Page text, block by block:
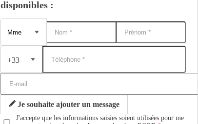
disponibles :
+33
Je souhaite ajouter un message
J'accepte que les informations saisies soient utilisées pour me